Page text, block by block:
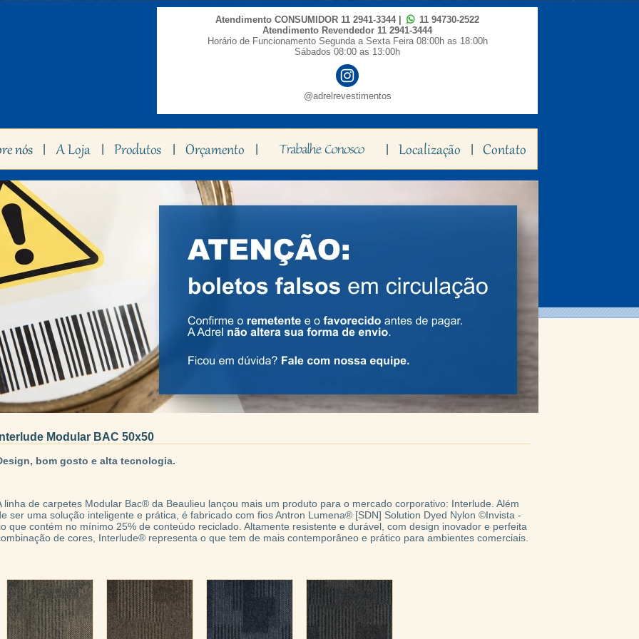
Atendimento CONSUMIDOR 11 2941-3344|
11 94730-2522
Atendimento Revendedor 11 2941-3444
Horário de Funcionamento Segunda a Sexta Feira 08:00h as 18:00h
Sábados 08:00 as 13:00h
@adrelrevestimentos
Modular BAC 50x50
bom gosto e alta tecnologia.
linha de carpetes Modular Bac® da Beaulieu lançou mais um produto para o mercado corporativo: Interlude. Além
ser uma solução inteligente e prática, é fabricado com fios Antron Lumena® [SDN] Solution Dyed Nylon ©Invista -
que contém no mínimo 25% de conteúdo reciclado. Altamente resistente e durável, com design inovador e perfeita
de cores, Interlude® representa o que tem de mais contemporâneo e prático para ambientes comerciais.